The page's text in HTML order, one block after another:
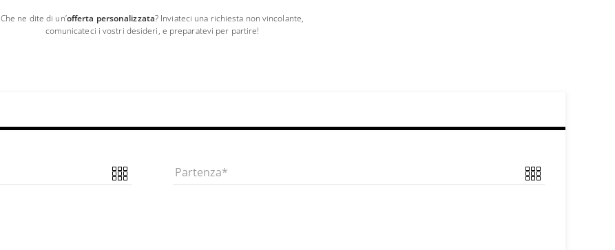
Che ne dite di un’offerta personalizzata? Inviateci una richiesta non vincolante,
comunicateci i vostri desideri, e preparatevi per partire!
Partenza